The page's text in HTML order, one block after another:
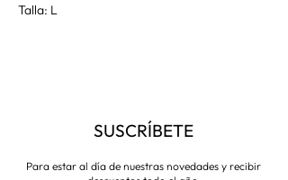
Talla: L
SUSCRÍBETE
Para estar al día de nuestras novedades y recibir